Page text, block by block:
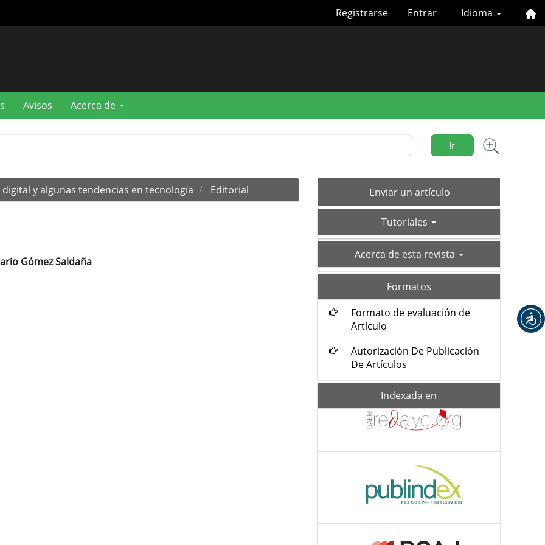
Idioma
Registrarse Entrar
Avisos Acerca de
Ir
y algunas tendencias en tecnología Editorial
Gómez Saldaña
Enviar
un
Enviar un artículo
Tutoriales
acerca-Acerca de esta revista
Formatos
Formato de evaluación de
Artículo
Autorización De Publicación
De Artículos
Indexada en